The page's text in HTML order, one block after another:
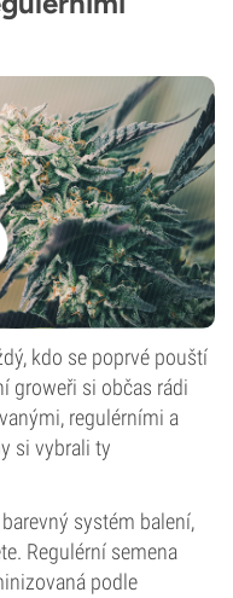
kdo se poprvé pouští
groweři si občas rádi
regulérními a
si vybrali ty
systém balení,
Regulérní semena
podle